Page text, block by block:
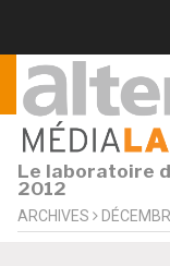
Le laboratoire
2012
ARCHIVES